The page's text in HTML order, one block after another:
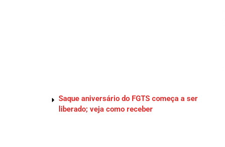
Saque aniversário do FGTS começa a ser
liberado; veja como receber